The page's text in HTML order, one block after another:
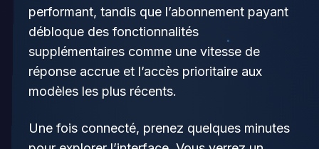
performant, tandis que l’abonnement payant
débloque des fonctionnalités
supplémentaires comme une vitesse de
réponse accrue et l’accès prioritaire aux
modèles les plus récents.
Une fois connecté, prenez quelques minutes